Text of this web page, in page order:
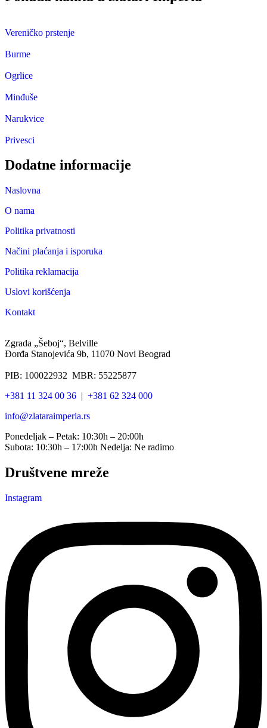
Vereničko prstenje
Burme
Ogrlice
Minđuše
Narukvice
Privesci
Dodatne informacije
Naslovna
O nama
Politika privatnosti
Načini plaćanja i isporuka
Politika reklamacija
Uslovi korišćenja
Kontakt
Zgrada „Šeboj“, Belville
Đorđa Stanojevića 9b, 11070 Novi Beograd
PIB: 100022932 MBR: 55225877
+381 11 324 00 36 | +381 62 324 000
info@zlataraimperia.rs
Ponedeljak – Petak: 10:30h – 20:00h
Subota: 10:30h – 17:00h Nedelja: Ne radimo
Društvene mreže
Instagram